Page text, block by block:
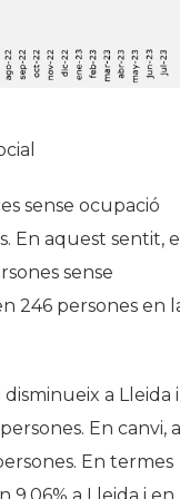
sense ocupació
En aquest sentit,
sense
246 persones en
a Lleida i
En canvi, a
En termes